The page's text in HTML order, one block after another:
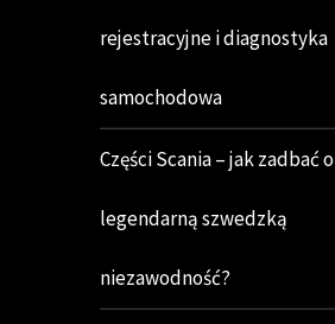
rejestracyjne i diagnostyka
samochodowa
Części Scania – jak zadbać o
legendarną szwedzką
niezawodność?